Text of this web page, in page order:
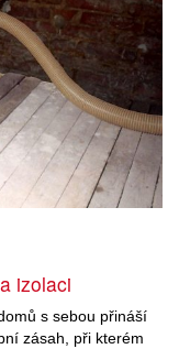
izolaci
s sebou přináší
zásah, při kterém